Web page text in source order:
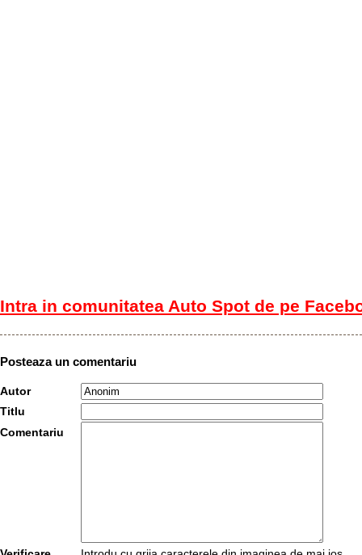
Intra in comunitatea Auto Spot de pe
Posteaza un comentariu
Autor
Titlu
Comentariu